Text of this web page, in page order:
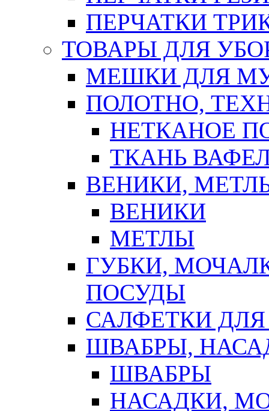
ПЕРЧАТКИ
ТОВАРЫ ДЛЯ
МЕШКИ ДЛЯ
ПОЛОТНО,
НЕТКАНОЕ
ТКАНЬ
ВЕНИКИ,
ВЕНИКИ
МЕТЛЫ
ГУБКИ,
ПОСУДЫ
САЛФЕТКИ
ШВАБРЫ,
ШВАБРЫ
НАСАДКИ,